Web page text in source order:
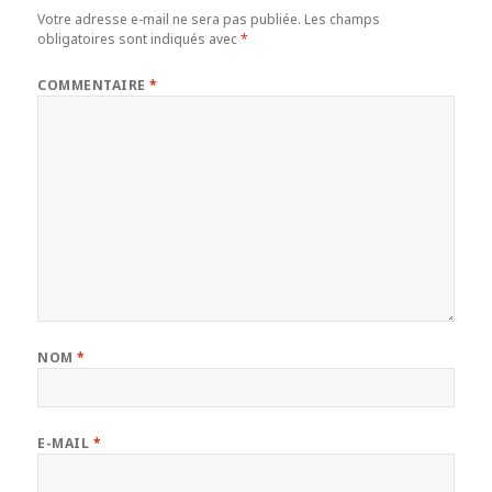
Votre adresse e-mail ne sera pas publiée. Les champs
obligatoires sont indiqués avec*
COMMENTAIRE*
NOM*
E-MAIL *